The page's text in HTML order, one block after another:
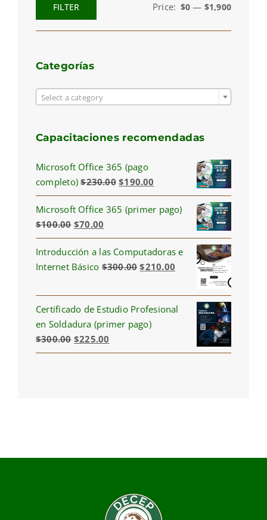
price
price
FILTER Price: $0— $1,900
Categorías
Select a category
Capacitaciones recomendadas
Microsoft Office 365 (pago
completo) $230.00 Original
price
was:
$190.00
price
is:
Microsoft Office 365 (primer pago)
$100.00 Original
price
was:
$100.00.
$70.00
price
is:
$70.00.
Introducción a las Computadoras e
Internet Básico $300.00Original
was:
$300.00.
$210.00 Current
is:
$210.00.
Certificado de Estudio Profesional
en Soldadura (primer pago)
$300.00 Original
price
$225.00
price